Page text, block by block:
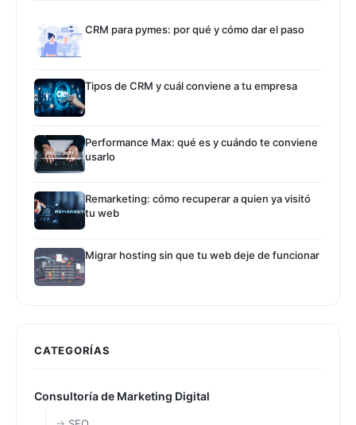
CRM para pymes: por qué y cómo dar el paso
Tipos de CRM y cuál conviene a tu empresa
Performance Max: qué es y cuándo te conviene
usarlo
Remarketing: cómo recuperar a quien ya visitó
tu web
Migrar hosting sin que tu web deje de funcionar
CATEGORÍAS
Consultoría de Marketing Digital